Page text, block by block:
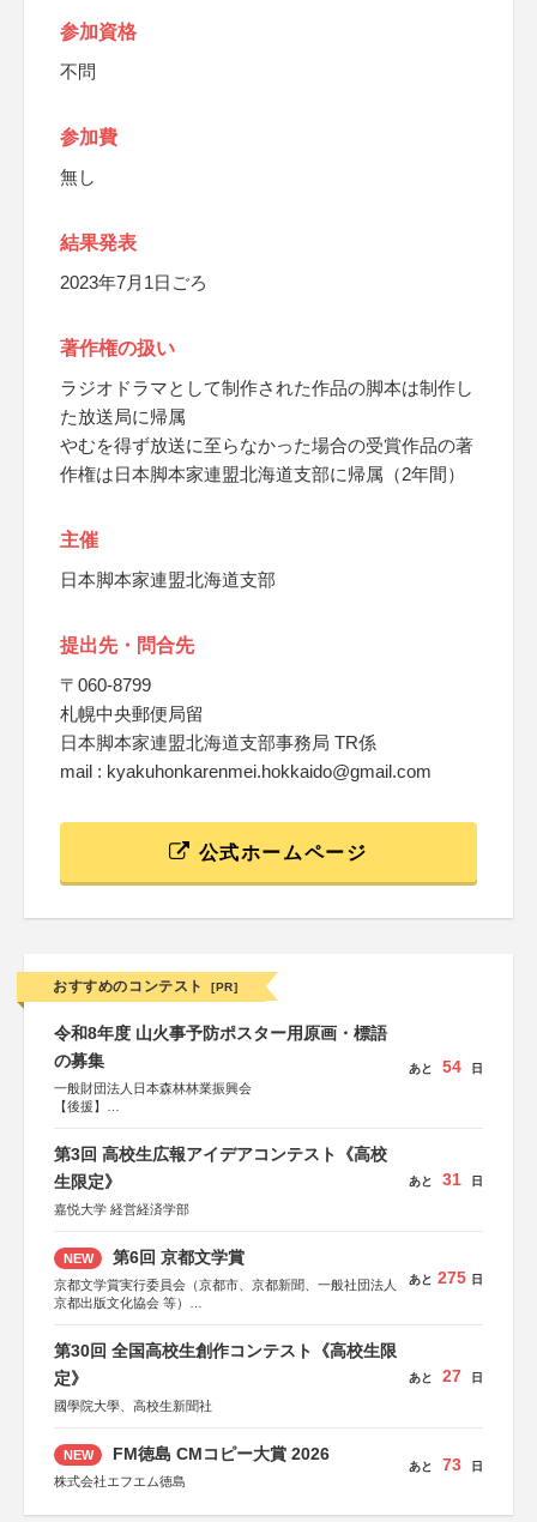
参加資格
不問
参加費
無し
結果発表
2023年7月1日ごろ
著作権の扱い
ラジオドラマとして制作された作品の脚本は制作し
た放送局に帰属
やむを得ず放送に至らなかった場合の受賞作品の著
作権は日本脚本家連盟北海道支部に帰属（2年間）
主催
日本脚本家連盟北海道支部
提出先・問合先
〒060-8799
札幌中央郵便局留
日本脚本家連盟北海道支部事務局 TR係
mail : kyakuhonkarenmei.hokkaido@gmail.com
公式ホームページ
おすすめのコンテスト [PR]
令和8年度 山火事予防ポスター用原画・標語
の募集
一般財団法人日本森林林業振興会
【後援】
会、森林火災対策協会
あと 54 日
第3回 高校生広報アイデアコンテスト《高校
生限定》
嘉悦大学 経営経済学部
あと 31 日
NEW 第6回 京都文学賞
京都文学賞実行委員会（京都市、京都新聞、一般社団法人
京都出版文化協会 等）
KADOKAWA、河出書房新社、幻冬舎、講談社、光文社、
集英社、小学館、祥伝社、新潮社、淡交社、ちいさいミシ
マ社、徳間書店、早川書房、PHP研究所、双葉社、文藝春
あと 275 日
第30回 全国高校生創作コンテスト《高校生限
定》
國學院大學、高校生新聞社
あと 27 日
NEW FM徳島 CMコピー大賞 2026
株式会社エフエム徳島
あと 73 日